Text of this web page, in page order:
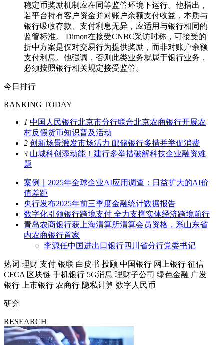
稳定币奖励机制应在同等监管环境下运行。他指出，
若平台持有客户资金并对账户余额支付收益，本质与
银行吸收存款、支付利息无异，应适用与银行相同的
监管标准。 Dimon在接受CNBC采访时称，可接受的
折中方案是仅对交易行为提供奖励，而非对账户余额
支付利息。他强调，否则此类业务就属于银行业务，
必须按照银行相关规定接受监管。
今日排行
RANKING TODAY
1 中国人民银行北京市分行联合北京农商银行开展农
村反假货币知识普及活动
2 创新场景激发市场活力 邮储银行多措并举促消费
3 山城科创添动能！建行多举措破解科技企业融资难
题
案例｜2025年全球企业AI应用调查：日益扩大的AI价
值差距
央行发布2025年前三季度金融统计数据报告
数字化引领银行跨境支付 全力支撑实体经济跨境前行
青岛农商银行获上海清算所清算会员资格，系山东省
内农商银行首家
李源任中国进出口银行四川省分行党委书记
热词 理财 支付 银联 白皮书 投顾 中国银行 网上银行 征信
CFCA 区块链 手机银行 5G消息 理财子公司 绿色金融 广发
银行
上市银行 农商行 隐私计算 数字人民币
研究
RESEARCH